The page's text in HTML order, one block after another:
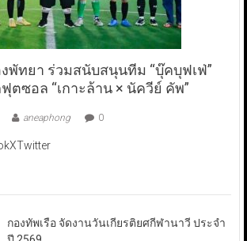
พัทยา ร่วมสนับสนุนทีม “บุ๊คบุฟเฟ่”
ตซอล “เกาะล้าน × นัควีย์ คัพ”
aneaphong 0
กองทัพเรือ จัดงานวันเกียรติยศกีฬานาวี ประจำ